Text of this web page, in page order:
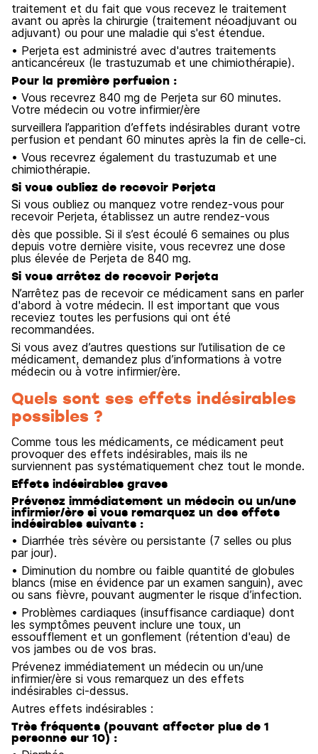
traitement et du fait que vous recevez le traitement
avant ou après la chirurgie (traitement néoadjuvant ou
adjuvant) ou pour une maladie qui s'est étendue.
• Perjeta est administré avec d'autres traitements
anticancéreux (le trastuzumab et une chimiothérapie).
Pour la première perfusion :
• Vous recevrez 840 mg de Perjeta sur 60 minutes.
Votre médecin ou votre infirmier/ère
surveillera l’apparition d’effets indésirables durant votre
perfusion et pendant 60 minutes après la fin de celle-ci.
• Vous recevrez également du trastuzumab et une
chimiothérapie.
Si vous oubliez de recevoir Perjeta
Si vous oubliez ou manquez votre rendez-vous pour
recevoir Perjeta, établissez un autre rendez-vous
dès que possible. Si il s’est écoulé 6 semaines ou plus
depuis votre dernière visite, vous recevrez une dose
plus élevée de Perjeta de 840 mg.
Si vous arrêtez de recevoir Perjeta
N’arrêtez pas de recevoir ce médicament sans en parler
d'abord à votre médecin. Il est important que vous
receviez toutes les perfusions qui ont été
recommandées.
Si vous avez d’autres questions sur l’utilisation de ce
médicament, demandez plus d’informations à votre
médecin ou à votre infirmier/ère.
Quels sont ses effets indésirables
possibles ?
Comme tous les médicaments, ce médicament peut
provoquer des effets indésirables, mais ils ne
surviennent pas systématiquement chez tout le monde.
Effets indésirables graves
Prévenez immédiatement un médecin ou un/une
infirmier/ère si vous remarquez un des effets
indésirables suivants :
• Diarrhée très sévère ou persistante (7 selles ou plus
par jour).
• Diminution du nombre ou faible quantité de globules
blancs (mise en évidence par un examen sanguin), avec
ou sans fièvre, pouvant augmenter le risque d’infection.
• Problèmes cardiaques (insuffisance cardiaque) dont
les symptômes peuvent inclure une toux, un
essoufflement et un gonflement (rétention d'eau) de
vos jambes ou de vos bras.
Prévenez immédiatement un médecin ou un/une
infirmier/ère si vous remarquez un des effets
indésirables ci-dessus.
Autres effets indésirables :
Très fréquents (pouvant affecter plus de 1
personne sur 10) :